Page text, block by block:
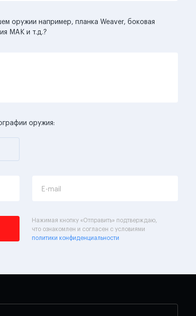
оружии например, планка Weaver, боковая
MAK и т.д.?
оружия:
E-mail
Нажимая кнопку «Отправить» подтверждаю,
что ознакомлен и согласен с условиями
политики конфиденциальности